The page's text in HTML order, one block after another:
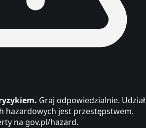
Graj odpowiedzialnie. Udział
hazardowych jest przestępstwem.
na gov.pl/hazard.